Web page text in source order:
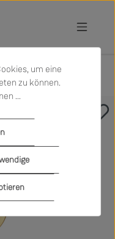
um eine
zu können.
...